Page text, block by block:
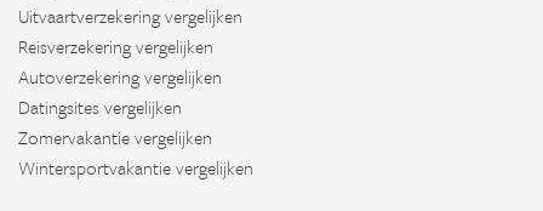
Uitvaartverzekering vergelijken
Reisverzekering vergelijken
Autoverzekering vergelijken
Datingsites vergelijken
Zomervakantie vergelijken
Wintersportvakantie vergelijken